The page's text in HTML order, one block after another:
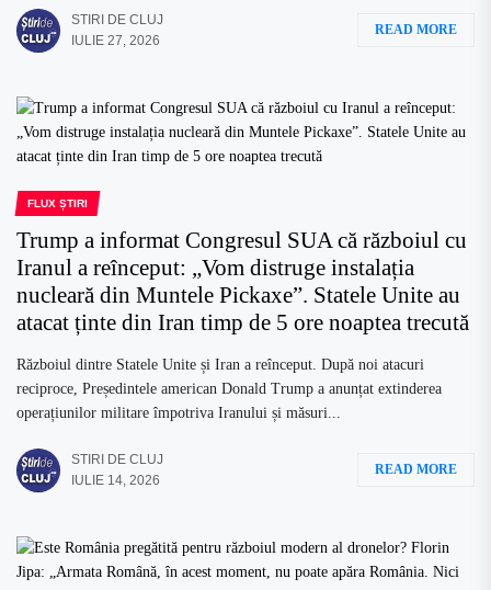
STIRI DE CLUJ
IULIE 27, 2026
READ MORE
FLUX ȘTIRI
Trump a informat Congresul SUA că războiul cu
Iranul a reînceput: „Vom distruge instalația
nucleară din Muntele Pickaxe”. Statele Unite au
atacat ținte din Iran timp de 5 ore noaptea trecută
Războiul dintre Statele Unite și Iran a reînceput. După noi atacuri
reciproce, Președintele american Donald Trump a anunțat extinderea
operațiunilor militare împotriva Iranului și măsuri...
STIRI DE CLUJ
IULIE 14, 2026
READ MORE